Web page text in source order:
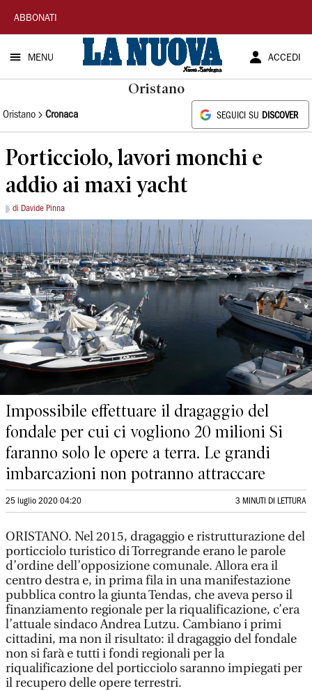
La
Nuova
Sardegna
ABBONATI
MENU ACCEDI
Oristano
Oristano Cronaca SEGUICI SU DISCOVER
Porticciolo, lavori monchi e
addio ai maxi yacht
di Davide Pinna
Impossibile effettuare il dragaggio del
fondale per cui ci vogliono 20 milioni Si
faranno solo le opere a terra. Le grandi
imbarcazioni non potranno attraccare
25 luglio 2020 04:20 3 MINUTI DI LETTURA
ORISTANO. Nel 2015, dragaggio e ristrutturazione del
porticciolo turistico di Torregrande erano le parole
d’ordine dell’opposizione comunale. Allora era il
centro destra e, in prima fila in una manifestazione
pubblica contro la giunta Tendas, che aveva perso il
finanziamento regionale per la riqualificazione, c’era
l’attuale sindaco Andrea Lutzu. Cambiano i primi
cittadini, ma non il risultato: il dragaggio del fondale
non si farà e tutti i fondi regionali per la
riqualificazione del porticciolo saranno impiegati per
il recupero delle opere terrestri.